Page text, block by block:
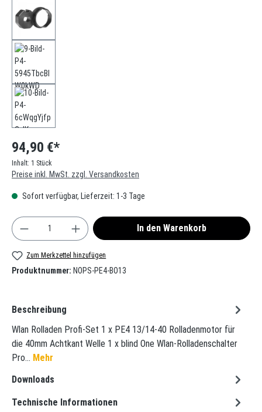
94,90 €*
Inhalt: 1 Stück
Preise inkl. MwSt. zzgl. Versandkosten
Sofort verfügbar, Lieferzeit: 1-3 Tage
Produkt Anzahl: Gib den gewünschten Wert ein
In den Warenkorb
Zum Merkzettel hinzufügen
Produktnummer: NOPS-PE4-BO13
Beschreibung
Wlan Rolladen Profi-Set 1 x PE4 13/14-40 Rolladenmotor für
die 40mm Achtkant Welle 1 x blind One Wlan-Rolladenschalter
Pro… Mehr
Downloads
Technische Informationen